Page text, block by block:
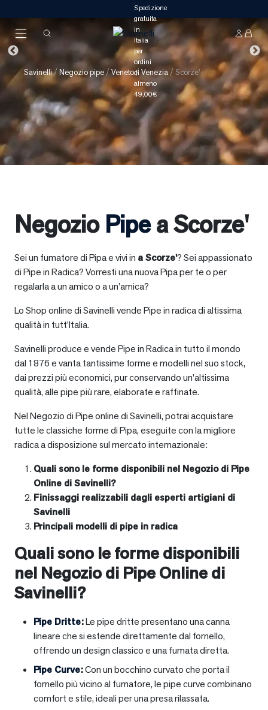
Savinelli/ Negozio pipe/Veneto/Venezia / Scorze'
Negozio Pipea Scorze'
Sei un fumatore di Pipa e vivi in aScorze'? Sei appassionato
di Pipe in Radica? Vorresti una nuova Pipa per te o per
regalarla a un amico o a un’amica?
Lo Shop online di Savinelli vende Pipe in radica di altissima
qualità in tutt’Italia.
Savinelli produce e vende Pipe in Radica in tutto il mondo
dal 1876 e vanta tantissime forme e modelli nel suo stock,
dai prezzi più economici, pur conservando un’altissima
qualità, alle pipe più rare, elaborate e raffinate.
Nel Negozio di Pipe online di Savinelli, potrai acquistare
tutte le classiche forme di Pipa, eseguite con la migliore
radica a disposizione sul mercato internazionale:
Quali sono le forme disponibili nel Negozio di Pipe
Online di Savinelli?
Finissaggi realizzabili dagli esperti artigiani di
Savinelli
Principali modelli di pipe in radica
Quali sono le forme disponibili
nel Negozio di Pipe Online di
Savinelli?
Pipe Dritte:Le pipe dritte presentano una canna
lineare che si estende direttamente dal fornello,
offrendo un design classico e una fumata diretta.
Pipe Curve:Con un bocchino curvato che porta il
fornello più vicino al fumatore, le pipe curve combinano
comfort e stile, ideali per una presa rilassata.